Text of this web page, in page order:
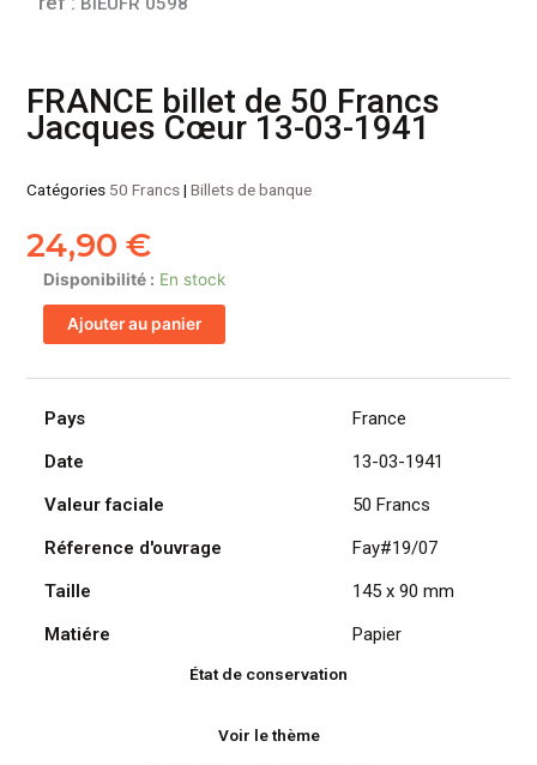
FRANCE billet de 50 Francs
Jacques Cœur 13-03-1941
Catégories 50 Francs|Billets de banque
24,90€
Disponibilité : En stock
quantité
de
FRANCE
de
50
Jacques
13-
03-
Ajouter au panier
Pays
France
Date
13-03-1941
Valeur faciale
50 Francs
Réference d'ouvrage
Fay#19/07
Taille
145 x 90 mm
Matiére
Papier
État de conservation
Voir le thème